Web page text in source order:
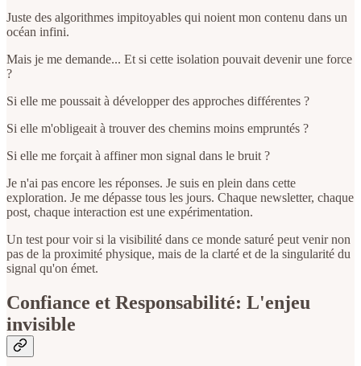
Juste des algorithmes impitoyables qui noient mon contenu dans un
océan infini.
Mais je me demande... Et si cette isolation pouvait devenir une force
?
Si elle me poussait à développer des approches différentes ?
Si elle m'obligeait à trouver des chemins moins empruntés ?
Si elle me forçait à affiner mon signal dans le bruit ?
Je n'ai pas encore les réponses. Je suis en plein dans cette
exploration. Je me dépasse tous les jours. Chaque newsletter, chaque
post, chaque interaction est une expérimentation.
Un test pour voir si la visibilité dans ce monde saturé peut venir non
pas de la proximité physique, mais de la clarté et de la singularité du
signal qu'on émet.
Confiance et Responsabilité: L'enjeu
invisible